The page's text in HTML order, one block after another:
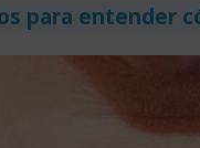
para entender